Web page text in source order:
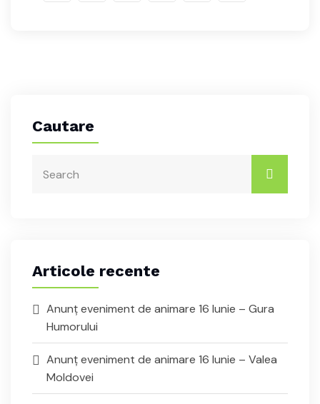
Cautare
Articole recente
Anunț eveniment de animare 16 Iunie – Gura
Humorului
Anunț eveniment de animare 16 Iunie – Valea
Moldovei